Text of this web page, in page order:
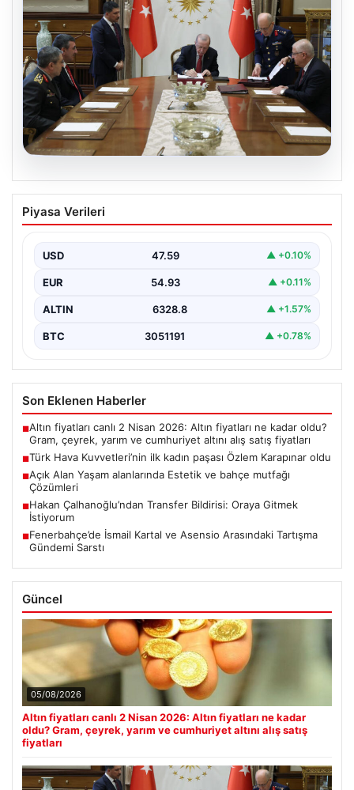
Türk Hava Kuvvetleri’nin ilk kadın
paşası Özlem Karapınar oldu
Özlem Karapınar İlk Kadın Paşa Oldu”,…
Piyasa Verileri
USD 47.59 ▲ +0.10%
EUR 54.93 ▲ +0.11%
ALTIN 6328.8 ▲ +1.57%
BTC 3051191 ▲ +0.78%
Son Eklenen Haberler
■Altın fiyatları canlı 2 Nisan 2026: Altın fiyatları ne kadar oldu?
Gram, çeyrek, yarım ve cumhuriyet altını alış satış fiyatları
■Türk Hava Kuvvetleri’nin ilk kadın paşası Özlem Karapınar oldu
■Açık Alan Yaşam alanlarında Estetik ve bahçe mutfağı
Çözümleri
■Hakan Çalhanoğlu’ndan Transfer Bildirisi: Oraya Gitmek
İstiyorum
■Fenerbahçe’de İsmail Kartal ve Asensio Arasındaki Tartışma
Gündemi Sarstı
Güncel
05/08/2026
Altın fiyatları canlı 2 Nisan 2026: Altın fiyatları ne kadar
oldu? Gram, çeyrek, yarım ve cumhuriyet altını alış satış
fiyatları